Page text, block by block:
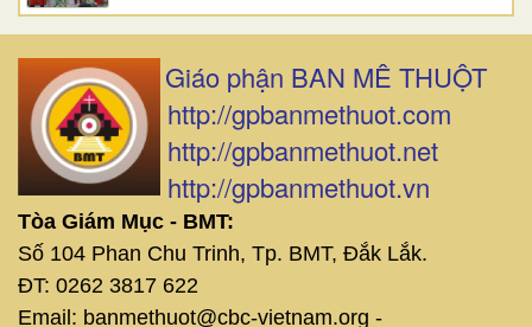
Giáo phận BAN MÊ THUỘT
http://gpbanmethuot.com
http://gpbanmethuot.net
http://gpbanmethuot.vn
Tòa Giám Mục - BMT:
Số 104 Phan Chu Trinh, Tp. BMT, Đắk Lắk.
ĐT: 0262 3817 622
Email: banmethuot@cbc-vietnam.org -